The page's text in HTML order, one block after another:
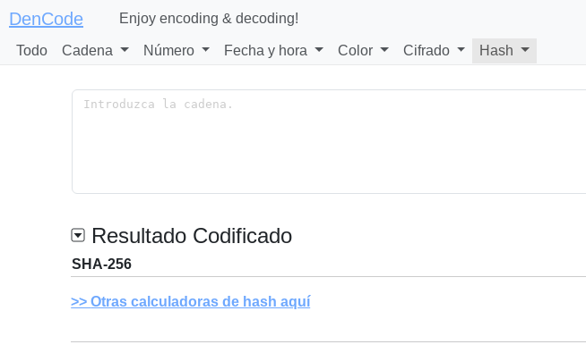
DenCode Enjoy encoding & decoding!
Todo Cadena Número Fecha y hora Color Cifrado Hash
Resultado Codificado
SHA-256
Otras calculadoras de hash aquí